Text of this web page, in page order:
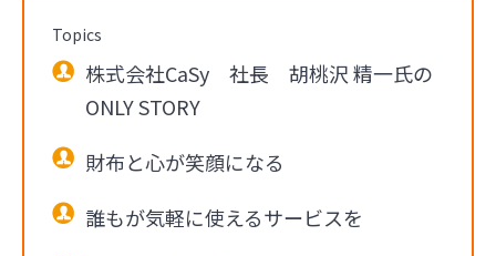
Topics
株式会社CaSy 社長 胡桃沢 精一氏の
ONLY STORY
財布と心が笑顔になる
誰もが気軽に使えるサービスを